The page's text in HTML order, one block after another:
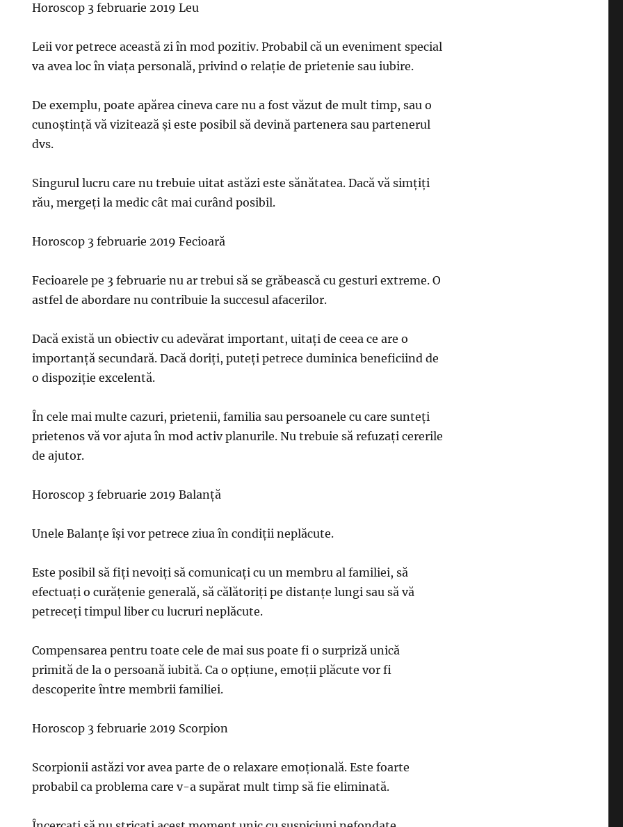
Horoscop 3 februarie 2019 Leu
Leii vor petrece această zi în mod pozitiv. Probabil că un eveniment special
va avea loc în viața personală, privind o relaţie de prietenie sau iubire.
De exemplu, poate apărea cineva care nu a fost văzut de mult timp, sau o
cunoştinţă vă vizitează şi este posibil să devină partenera sau partenerul
dvs.
Singurul lucru care nu trebuie uitat astăzi este sănătatea. Dacă vă simțiți
rău, mergeţi la medic cât mai curând posibil.
Horoscop 3 februarie 2019 Fecioară
Fecioarele pe 3 februarie nu ar trebui să se grăbească cu gesturi extreme. O
astfel de abordare nu contribuie la succesul afacerilor.
Dacă există un obiectiv cu adevărat important, uitați de ceea ce are o
importanță secundară. Dacă doriți, puteți petrece duminica beneficiind de
o dispoziție excelentă.
În cele mai multe cazuri, prietenii, familia sau persoanele cu care sunteți
prietenos vă vor ajuta în mod activ planurile. Nu trebuie să refuzaţi cererile
de ajutor.
Horoscop 3 februarie 2019 Balanţă
Unele Balanţe îşi vor petrece ziua în condiții neplăcute.
Este posibil să fiți nevoiți să comunicați cu un membru al familiei, să
efectuați o curățenie generală, să călătoriți pe distanțe lungi sau să vă
petreceți timpul liber cu lucruri neplăcute.
Compensarea pentru toate cele de mai sus poate fi o surpriză unică
primită de la o persoană iubită. Ca o opțiune, emoții plăcute vor fi
descoperite între membrii familiei.
Horoscop 3 februarie 2019 Scorpion
Scorpionii astăzi vor avea parte de o relaxare emoțională. Este foarte
probabil ca problema care v-a supărat mult timp să fie eliminată.